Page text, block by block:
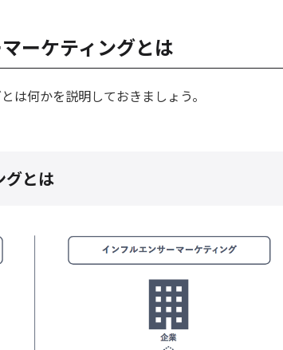
ーケティングとは
は何かを説明しておきましょう。
グとは